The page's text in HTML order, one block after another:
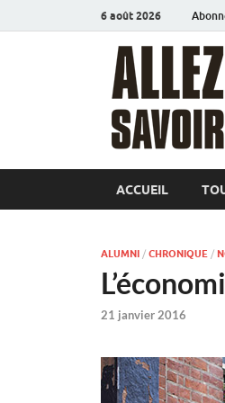
6 août 2026
ACCUEIL
ALUMNI / CHRONIQUE /
21 janvier 2016